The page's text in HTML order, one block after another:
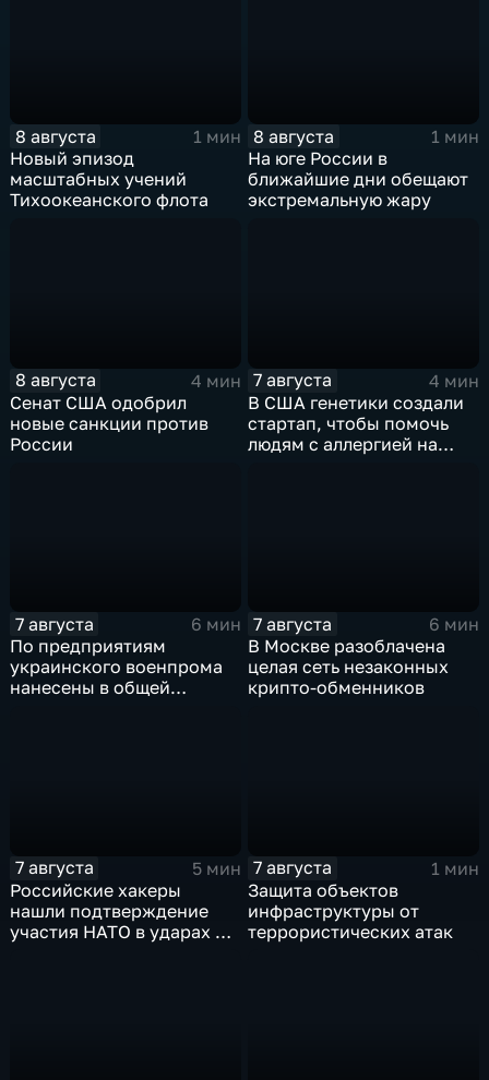
8 августа
1 мин
Новый эпизод
масштабных учений
Тихоокеанского флота
8 августа
1 мин
На юге России в
ближайшие дни обещают
экстремальную жару
8 августа
4 мин
Сенат США одобрил
новые санкции против
России
7 августа
4 мин
В США генетики создали
стартап, чтобы помочь
людям с аллергией на
7 августа
6 мин
По предприятиям
украинского военпрома
нанесены в общей
7 августа
6 мин
В Москве разоблачена
целая сеть незаконных
крипто-обменников
7 августа
5 мин
Российские хакеры
нашли подтверждение
участия НАТО в ударах по
7 августа
1 мин
Защита объектов
инфраструктуры от
террористических атак